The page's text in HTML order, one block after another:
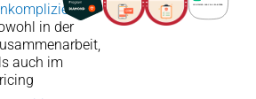
–
in der
auch im